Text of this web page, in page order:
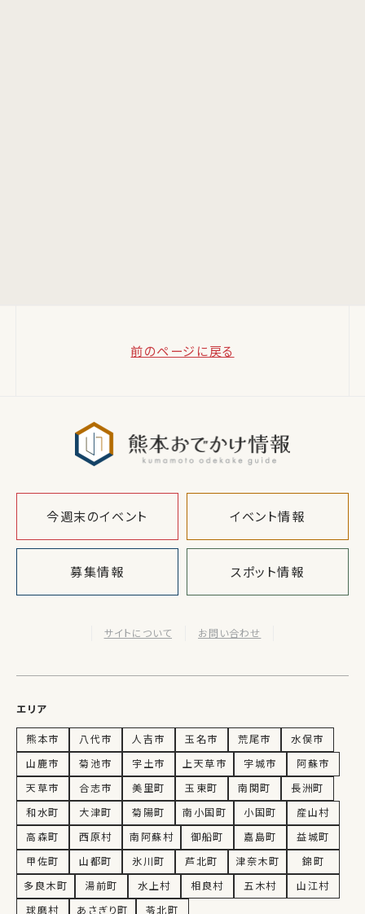
前のページに戻る
今週末のイベント イベント情報
募集情報 スポット情報
サイトについて お問い合わせ
エリア
熊本市 八代市 人吉市 玉名市 荒尾市
水俣市
山鹿市
菊池市 宇土市 上天草市 宇城市
阿蘇市
天草市
合志市 美里町 玉東町 南関町
長洲町
和水町
大津町 菊陽町 南小国町 小国町
産山村
高森町
西原村 南阿蘇村 御船町 嘉島町
益城町
甲佐町
山都町 氷川町 芦北町 津奈木町
錦町
多良木町
湯前町 水上村 相良村 五木村
山江村
球磨村
あさぎり町 苓北町